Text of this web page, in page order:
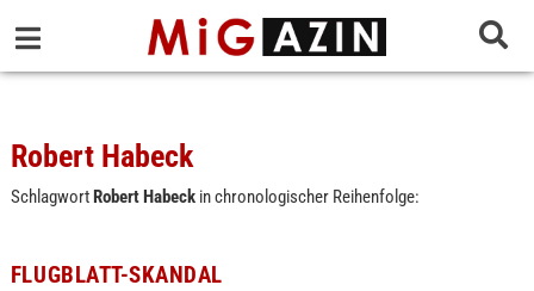
Robert Habeck
SchlagwortRobert Habeckin chronologischer Reihenfolge:
FLUGBLATT-SKANDAL